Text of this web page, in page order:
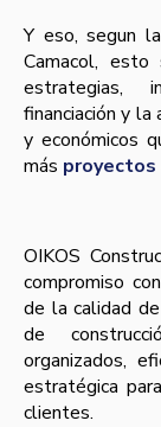
Y eso, segun
Camacol,
estrategias,
financiación y
y económicos
más proyectos
OIKOS
compromiso
de la calidad
de
organizados,
estratégica
clientes.